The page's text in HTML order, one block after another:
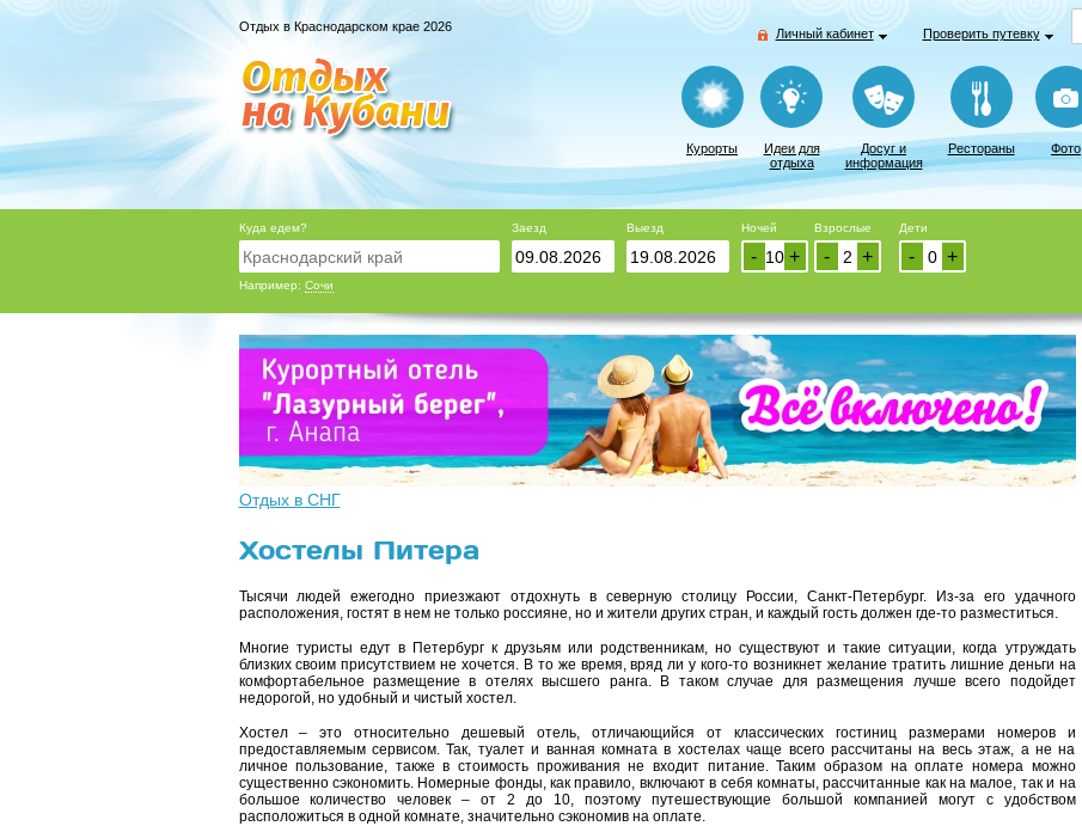
Отдых в Краснодарском крае 2026 Личный кабинет Проверить путевку
Курорты
Идеи для
отдыха
Досуг и
информация
Рестораны Фото
Куда едем?
Например: Сочи
Заезд Выезд Ночей
+
-
Взрослые
+
-
Дети
+
-
Отдых в СНГ
Хостелы Питера
Тысячи людей ежегодно приезжают отдохнуть в северную столицу России, Санкт-Петербург. Из-за его удачного
расположения, гостят в нем не только россияне, но и жители других стран, и каждый гость должен где-то разместиться.
Многие туристы едут в Петербург к друзьям или родственникам, но существуют и такие ситуации, когда утруждать
близких своим присутствием не хочется. В то же время, вряд ли у кого-то возникнет желание тратить лишние деньги на
комфортабельное размещение в отелях высшего ранга. В таком случае для размещения лучше всего подойдет
недорогой, но удобный и чистый хостел.
Хостел – это относительно дешевый отель, отличающийся от классических гостиниц размерами номеров и
предоставляемым сервисом. Так, туалет и ванная комната в хостелах чаще всего рассчитаны на весь этаж, а не на
личное пользование, также в стоимость проживания не входит питание. Таким образом на оплате номера можно
существенно сэкономить. Номерные фонды, как правило, включают в себя комнаты, рассчитанные как на малое, так и на
большое количество человек – от 2 до 10, поэтому путешествующие большой компанией могут с удобством
расположиться в одной комнате, значительно сэкономив на оплате.